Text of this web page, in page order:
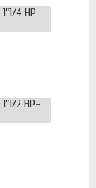
1"1/4 НР-
1"1/2 НР-